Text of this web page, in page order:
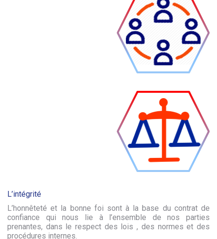
L’intégrité
L’honnêteté et la bonne foi sont à la base du contrat de
confiance qui nous lie à l’ensemble de nos parties
prenantes, dans le respect des lois , des normes et des
procédures internes.